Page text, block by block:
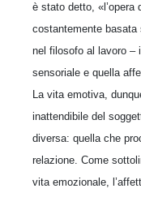
è stato detto, «l’opera
costantemente basata
nel filosofo al lavoro –
sensoriale e quella
La vita emotiva,
inattendibile del
diversa: quella che
relazione. Come
vita emozionale,